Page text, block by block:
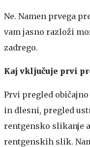
Ne. Namen prvega
vam jasno razloži
zadrego.
Kaj vključuje prvi
Prvi pregled
in dlesni, pregled
rentgensko slikanje
rentgenskih slik.